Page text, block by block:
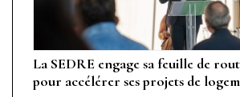
La SEDRE engage sa feuille de
pour accélérer ses projets de